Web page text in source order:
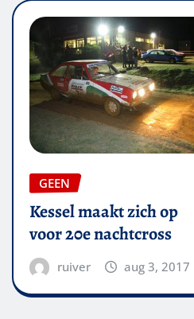
GEEN
Kessel maakt zich op
voor 20e nachtcross
ruiver aug 3, 2017